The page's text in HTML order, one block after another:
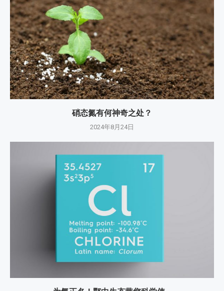
硝态氮有何神奇之处？
2024年8月24日